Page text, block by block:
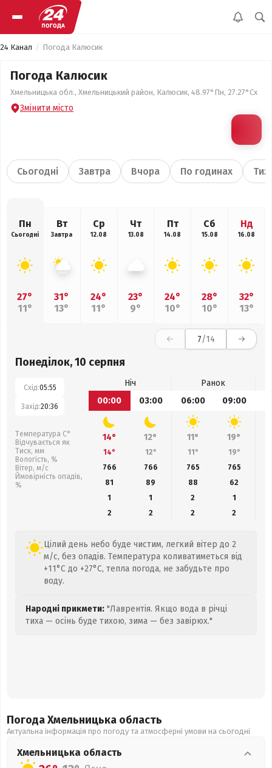
24 Канал Погода Калюсик
Погода Калюсик
Хмельницька обл., Хмельницький район, Калюсик, 48.97°Пн, 27.27°Сх
Змінити місто
Сьогодні Завтра Вчора По годинах
Пн
Сьогодні
27°
11°
Вт
Завтра
31°
13°
Ср
12.08
24°
11°
Чт
13.08
23°
9°
Пт
14.08
24°
10°
Сб
15.08
28°
10°
Нд
16.08
32°
13°
7/14
Понеділок, 10 серпня
Схід:05:55
Захід:20:36
Температура С°
Відчувається як
Тиск, мм
Вологість, %
Вітер, м/с
Ймовірність опадів,
%
Ніч
Ранок
00:00
03:00 06:00 09:00
14° 12° 11° 19°
14° 12° 11° 19°
766
766 765 765
81
89 88 62
1
1 2
1
2
2 2 2
Цілий день небо буде чистим, легкий вітер до 2
м/с, без опадів. Температура коливатиметься від
+11°C до +27°C, тепла погода, не забудьте про
воду.
Народні прикмети: "Лаврентія. Якщо вода в річці
тиха — осінь буде тихою, зима — без завірюх."
Погода Хмельницька область
Актуальна інформація про погоду та атмосферні умови на сьогодні
Хмельницька область